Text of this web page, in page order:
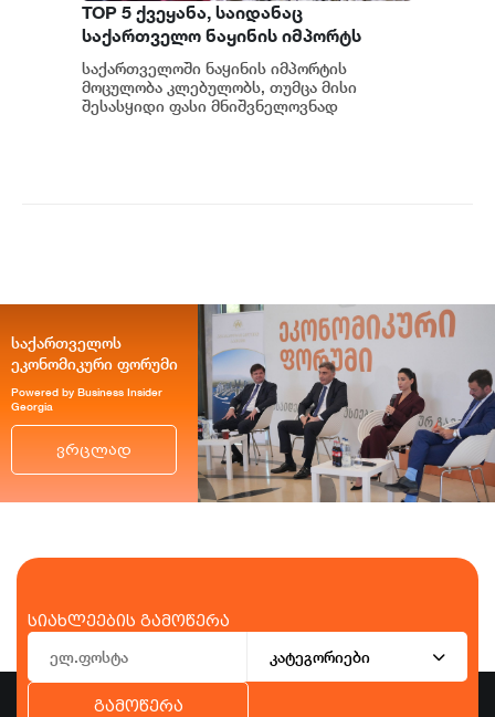
TOP 5 ქვეყანა, საიდანაც
საქართველო ნაყინის იმპორტს
ახორციელებს
საქართველოში ნაყინის იმპორტის
მოცულობა კლებულობს, თუმცა მისი
შესასყიდი ფასი მნიშვნელოვნად
საქართველოს
ეკონომიკური ფორუმი
Powered by Business Insider
Georgia
ვრცლად
სიახლეების გამოწერა
კატეგორიები
გამოწერა